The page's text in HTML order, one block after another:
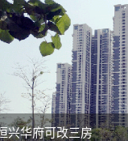
兴华府可改三房